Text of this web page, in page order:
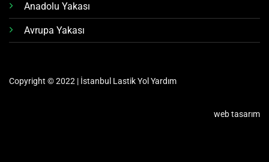
Anadolu Yakası
Avrupa Yakası
Copyright © 2022 | İstanbul Lastik Yol Yardım
web tasarım